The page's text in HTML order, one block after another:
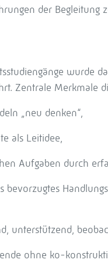
der Begleitung
wurde
Zentrale Merkmale
„neu denken“,
als Leitidee,
Aufgaben durch
bevorzugtes
unterstützend,
ohne ko-